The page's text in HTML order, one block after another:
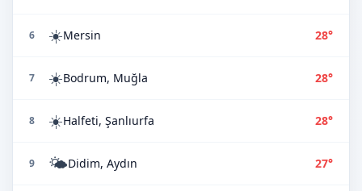
6 ☀️Mersin 28°
7 ☀️Bodrum, Muğla 28°
8 ☀️Halfeti, Şanlıurfa 28°
9 🌤️Didim, Aydın 27°